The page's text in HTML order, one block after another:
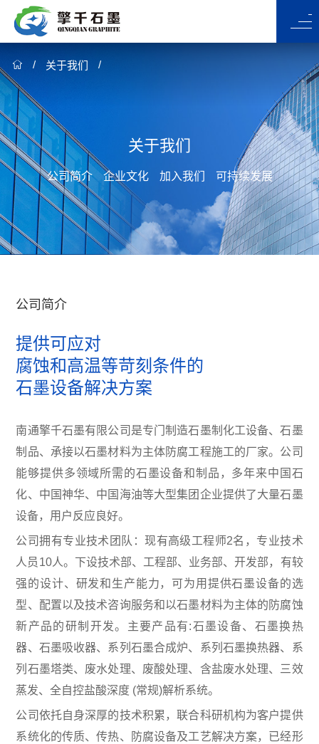
公司简介
企业文化
可持续发展
加入我们
新闻资讯
公司新闻
行业动态
石墨换热器
石墨冷凝器
石墨吸收器
石墨塔器
石墨管件
应用领域
工程案例
合作伙伴
服务支持
服务承诺
客户服务
联系我们
联系方式
 / 关于我们 /
关于我们
公司简介 企业文化 加入我们 可持续发展
公司简介
提供可应对
腐蚀和高温等苛刻条件的
石墨设备解决方案
南通擎千石墨有限公司是专门制造石墨制化工设备、石墨
制品、承接以石墨材料为主体防腐工程施工的厂家。公司
能够提供多领域所需的石墨设备和制品，多年来中国石
化、中国神华、中国海油等大型集团企业提供了大量石墨
设备，用户反应良好。
公司拥有专业技术团队：现有高级工程师2名，专业技术
人员10人。下设技术部、工程部、业务部、开发部，有较
强的设计、研发和生产能力，可为用提供石墨设备的选
型、配置以及技术咨询服务和以石墨材料为主体的防腐蚀
新产品的研制开发。主要产品有:石墨设备、石墨换热
器、石墨吸收器、系列石墨合成炉、系列石墨换热器、系
列石墨塔类、废水处理、废酸处理、含盐废水处理、三效
蒸发、全自控盐酸深度 (常规)解析系统。
公司依托自身深厚的技术积累，联合科研机构为客户提供
系统化的传质、传热、防腐设备及工艺解决方案，已经形